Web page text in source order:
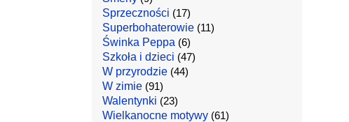
Sprzeczności (17)
Superbohaterowie(11)
Świnka Peppa (6)
Szkoła i dzieci (47)
W przyrodzie(44)
W zimie(91)
Walentynki (23)
Wielkanocne motywy(61)